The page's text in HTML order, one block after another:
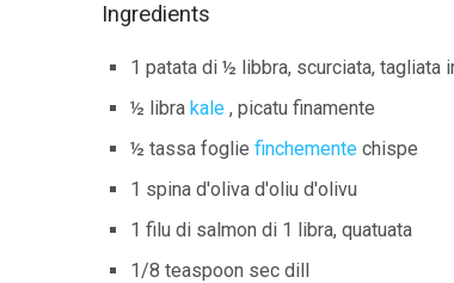
Ingredients
1 patata di ½ libbra, scurciata, tagliata
½ libra kale , picatu finamente
½ tassa foglie finchemente chispe
1 spina d'oliva d'oliu d'olivu
1 filu di salmon di 1 libra, quatuata
1/8 teaspoon sec dill